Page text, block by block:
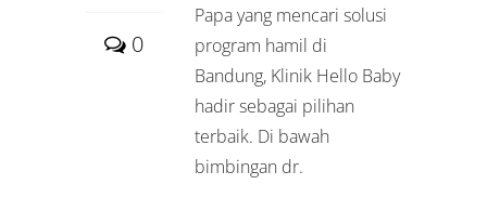
0
Papa yang mencari solusi
program hamil di
Bandung, Klinik Hello Baby
hadir sebagai pilihan
terbaik. Di bawah
bimbingan dr.